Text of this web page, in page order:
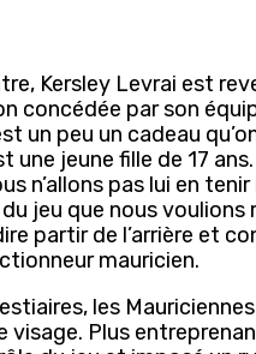
Kersley Levrai est
concédée par son
un peu un cadeau
une jeune fille de 17
n’allons pas lui en tenir
jeu que nous voulions
partir de l’arrière et
mauricien.
les
visage. Plus